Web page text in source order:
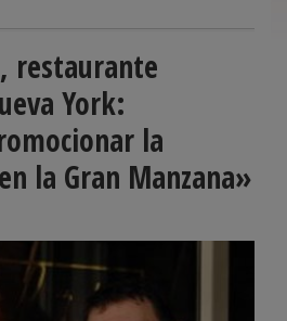
restaurante
York:
la
la Gran Manzana»